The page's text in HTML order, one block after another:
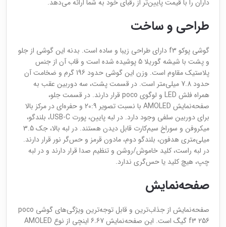
داران را با قیمت پایین‌تر از رقبای خود به شما ارائه می‌دهد.
طراحی و ساخت
گوشی پوکو f3 دارای طراحی زیبا و ساده است. بدنه این گوشی از جلو
و پشت با شیشه گوریلا 5 پوشیده شده است و قاب آن از جنس
پلاستیک مقاوم است. وزن این گوشی حدود 196 گرم و ضخامت آن
حدود 7.8 میلی‌متر است. در قسمت پشت، سه دوربین عقب به
همراه فلش LED و لوگوی poco قرار دارند. در قسمت جلو،
صفحه‌نمایش AMOLED با نسبت تصویر 20:9 و حفره‌ای در مرکز بالا
برای دوربین سلفی وجود دارد. در لبه پایین، پورت USB-C، بلندگو،
میکروفن و سوراخ سیم‌کارت قابل دیدن هستند. در لبه بالا، جک 3.5
میلی‌متری هدفون، بلندگو دوم، مادون قرمز و حس‌گر نور قرار دارند.
در لبه راست، کلید خاموش/روشن و تنظیم صدا قرار دارند و در لبه
چپ، هیچ کلید یا حس‌گری ندارد.
صفحه‌نمایش
صفحه‌نمایش از جذاب‌ترین و قابل توجه‌ترین ویژگی‌های گوشی poco
f3 256 گیگ است. این صفحه‌نمایش 6.67 اینچی از نوع AMOLED